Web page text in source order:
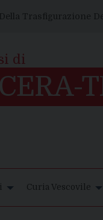
Trasfigurazione
Curia Vescovile